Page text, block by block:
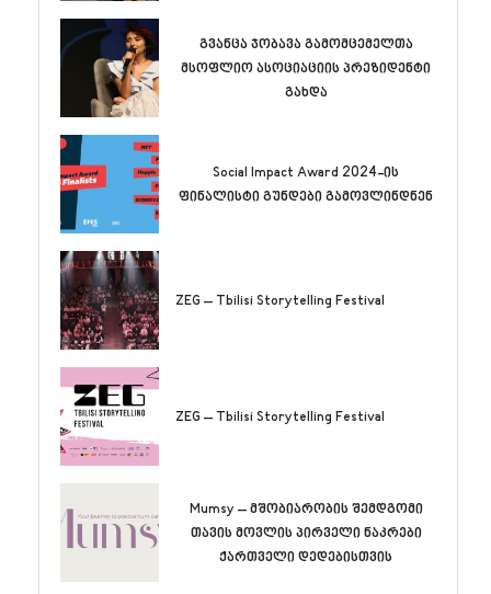
გვანცა ჯობავა გამომცემელთა
მსოფლიო ასოციაციის პრეზიდენტი
გახდა
Social Impact Award 2024-ის
ფინალისტი გუნდები გამოვლინდნენ
ZEG – Tbilisi Storytelling Festival
ZEG – Tbilisi Storytelling Festival
Mumsy – მშობიარობის შემდგომი
თავის მოვლის პირველი ნაკრები
ქართველი დედებისთვის